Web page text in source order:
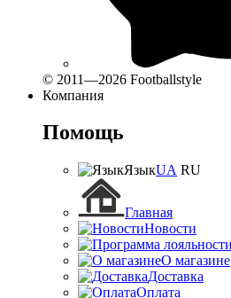
© 2011—2026 Footballstyle
Компания
Помощь
ЯзыкUA RU
Главная
Новости
О магазине
Доставка
Оплата